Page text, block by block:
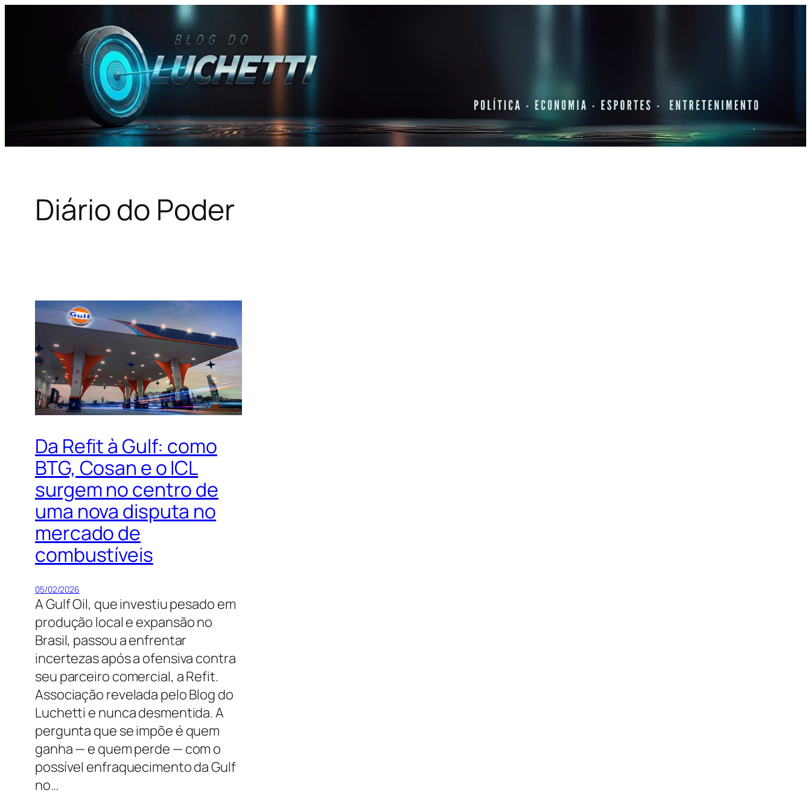
Diário do Poder
Da Refit à Gulf: como
BTG, Cosan e o ICL
surgem no centro de
uma nova disputa no
mercado de
combustíveis
05/02/2026
A Gulf Oil, que investiu pesado em
produção local e expansão no
Brasil, passou a enfrentar
incertezas após a ofensiva contra
seu parceiro comercial, a Refit.
Associação revelada pelo Blog do
Luchetti e nunca desmentida. A
pergunta que se impõe é quem
ganha — e quem perde — com o
possível enfraquecimento da Gulf
no…